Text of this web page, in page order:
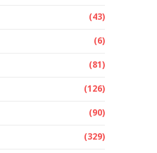
(43)
(6)
(81)
(126)
(90)
(329)